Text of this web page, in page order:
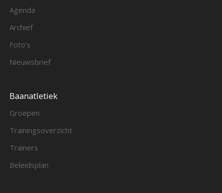
Agenda
Archief
Foto’s
Nieuwsbrief
Baanatletiek
Groepen
Trainingsoverzicht
Trainers
Beleidsplan